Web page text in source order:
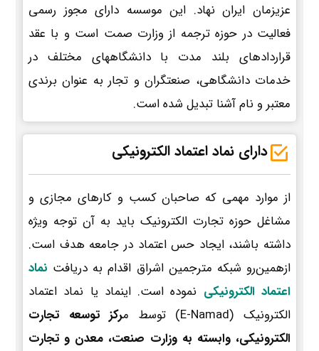
عزیزمان ایران نهاد. این موسسه دارای مجوز رسمی
فعالیت در حوزه ترجمه از وزارت صمت است و با عقد
قراردادهای بلند مدت با دانشگاههای مختلف در
خدمات دانشگاهی، صنعتگران و تجار به عنوان برندی
معتبر و نام آشنا تبدیل شده است.
دارای نماد اعتماد الکترونیکی
از موارد مهمی که صاحبان کسب و کارهای مجازی و
مشاغل حوزه تجارت الکترونیک باید به آن توجه ویژه
داشته باشند، ایجاد حس اعتماد در جامعه هدف است.
ازهمین‌رو شبکه مترجمین اشراق اقدام به دریافت نماد
اعتماد الکترونیکی نموده است. اینماد یا نماد اعتماد
الکترونیک (E-Namad) توسط م
رکز توسعه تجارت
الکترونیکی، وابسته به وزارت صنعت، معدن و تجارت